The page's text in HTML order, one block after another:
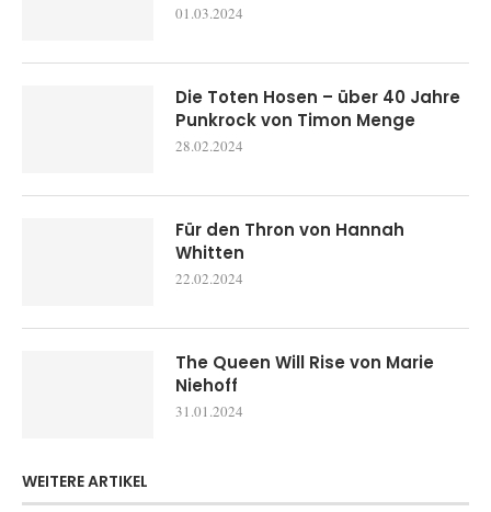
01.03.2024
Die Toten Hosen – über 40 Jahre
Punkrock von Timon Menge
28.02.2024
Für den Thron von Hannah
Whitten
22.02.2024
The Queen Will Rise von Marie
Niehoff
31.01.2024
WEITERE ARTIKEL